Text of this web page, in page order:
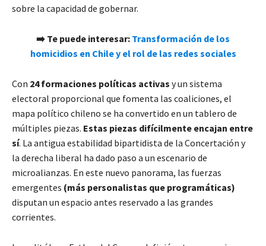
sobre la capacidad de gobernar.
➡️ Te puede interesar: Transformación de los
homicidios en Chile y el rol de las redes sociales
Con 24 formaciones políticas activas y un sistema
electoral proporcional que fomenta las coaliciones, el
mapa político chileno se ha convertido en un tablero de
múltiples piezas. Estas piezas difícilmente encajan entre
sí. La antigua estabilidad bipartidista de la Concertación y
la derecha liberal ha dado paso a un escenario de
microalianzas. En este nuevo panorama, las fuerzas
emergentes (más personalistas que programáticas)
disputan un espacio antes reservado a las grandes
corrientes.